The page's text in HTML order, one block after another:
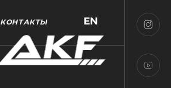
КОНТАКТЫ EN